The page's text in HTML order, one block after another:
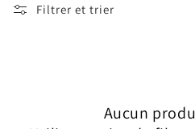
Filtrer et trier
Aucun